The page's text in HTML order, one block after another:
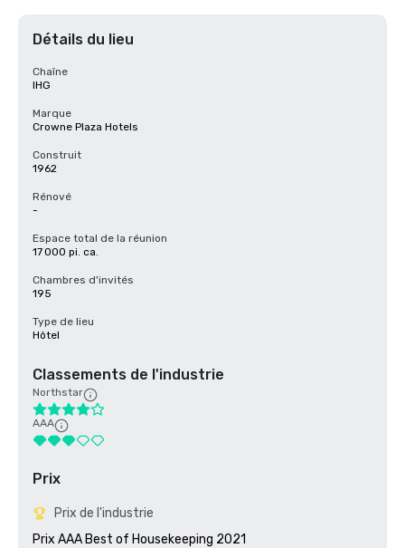
Détails du lieu
Chaîne
IHG
Marque
Crowne Plaza Hotels
Construit
1962
Rénové
-
Espace total de la réunion
17 000 pi. ca.
Chambres d'invités
195
Type de lieu
Hôtel
Classements de l'industrie
Northstar
AAA
Prix
Prix de l'industrie
Prix AAA Best of Housekeeping 2021